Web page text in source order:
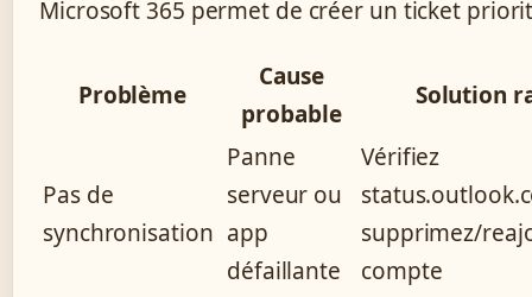
Microsoft 365 permet de créer un ticket
Problème
Cause
probable
Solution
Pas de
synchronisation
Panne
serveur ou
app
défaillante
Vérifiez
supprimez/
compte